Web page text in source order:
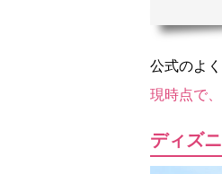
公式のよ
現時点で
ディズ